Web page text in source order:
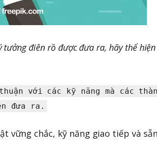
tưởng điên rồ được đưa ra, hãy thể
với các kỹ năng mà các
đưa ra.
vững chắc, kỹ năng giao tiếp và sẵn